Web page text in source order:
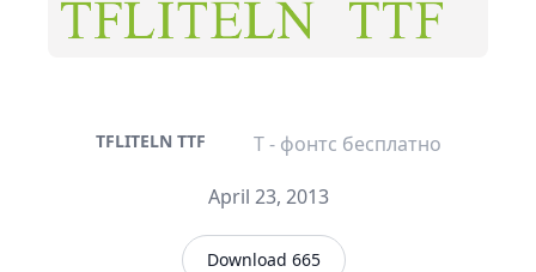
TFLITELN TTF
T - фонтс бесплатно
April 23, 2013
Download 665